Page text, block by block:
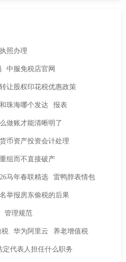
照办理
中服免税店官网
让股权印花税优惠政策
珠海哪个发达 报表
做账才能清晰明了
币资产投资会计处理
组而不直接破产
马年春联精选 雷鸭脖表情包
举报房东偷税的后果
管理规范
税 华为阿里云 养老增值税
定代表人担任什么职务